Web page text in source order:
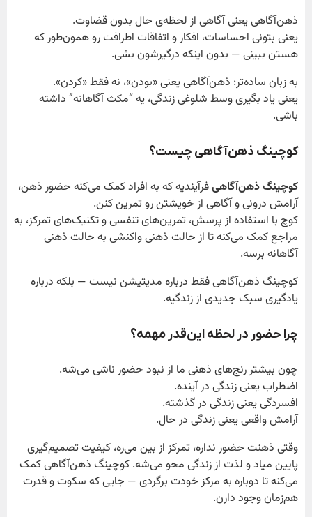
ذهن‌آگاهی یعنی آگاهی از لحظه‌ی حال بدون قضاوت.
یعنی بتونی احساسات، افکار و اتفاقات اطرافت رو همون‌طور که
هستن ببینی — بدون اینکه درگیرشون بشی.
به زبان ساده‌تر: ذهن‌آگاهی یعنی «بودن»، نه فقط «کردن».
یعنی یاد بگیری وسط شلوغی زندگی، یه “مکث آگاهانه” داشته
باشی.
کوچینگ ذهن‌آگاهی چیست؟
کوچینگ ذهن‌آگاهیفرآیندیه که به افراد کمک می‌کنه حضور ذهن،
آرامش درونی و آگاهی از خویشتن رو تمرین کنن.
کوچ با استفاده از پرسش، تمرین‌های تنفسی و تکنیک‌های تمرکز، به
مراجع کمک می‌کنه تا از حالت ذهنی واکنشی به حالت ذهنی
آگاهانه برسه.
کوچینگ ذهن‌آگاهی فقط درباره مدیتیشن نیست — بلکه درباره
یادگیری سبک جدیدی از زندگیه.
چرا حضور در لحظه این‌قدر مهمه؟
چون بیشتر رنج‌های ذهنی ما از نبود حضور ناشی می‌شه.
اضطراب یعنی زندگی در آینده.
افسردگی یعنی زندگی در گذشته.
آرامش واقعی یعنی زندگی در حال.
وقتی ذهنت حضور نداره، تمرکز از بین می‌ره، کیفیت تصمیم‌گیری
پایین میاد و لذت از زندگی محو می‌شه. کوچینگ ذهن‌آگاهی کمک
می‌کنه تا دوباره به مرکز خودت برگردی — جایی که سکوت و قدرت
هم‌زمان وجود دارن.